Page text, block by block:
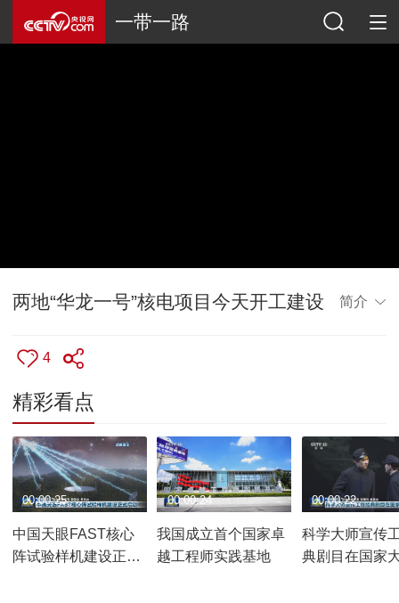
一带一路
两地“华龙一号”核电项目今天开工建设 简介
4
精彩看点
中国天眼FAST核心
阵试验样机建设正式
00:00:25
我国成立首个国家卓
越工程师实践基地
00:00:24
科学大师宣传
典剧目在国家
00:00:22